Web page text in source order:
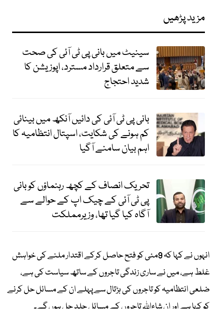
مزید پڑھیں
سینیٹ میں بانی پی ٹی آئی کی صحت
سے متعلق قرارداد مسترد، اپوزیشن کا
شدید احتجاج
بانی پی ٹی آئی کی دائیں آنکھ میں بینائی
کم ہونے کی شکایت، اسپتال انتظامیہ کا
اہم بیان سامنے آگیا
تحریک انصاف کے کچھ رہنماؤں کو بانی
پی ٹی آئی کے چیک اپ کے حوالے سے
آگاہ کیا گیا تھا، وزیرمملکت
انہوں نے کہا کہ 9مئی کو فتح حاصل کرکے اقتدار ملنے کی خواہش
غلط ہے، میں نے ساری زندگی تاجروں کے ساتھ سیاست کی ہے،
ضلعی انتظامیہ کو تاجروں کی ہڑتال سے پہلے ان کے مسائل حل کرنے